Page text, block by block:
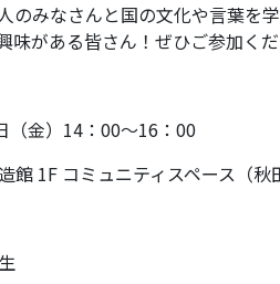
のみなさんと国の文化や言葉を
味がある皆さん！ぜひご参加くだ
（金）14：00～16：00
館 1F コミュニティスペース（秋